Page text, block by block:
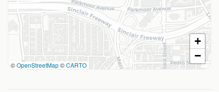
©OpenStreetMap©CARTO
+
−